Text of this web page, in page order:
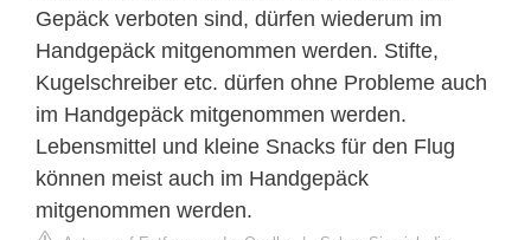
Gepäck verboten sind, dürfen wiederum im
Handgepäck mitgenommen werden. Stifte,
Kugelschreiber etc. dürfen ohne Probleme auch
im Handgepäck mitgenommen werden.
Lebensmittel und kleine Snacks für den Flug
können meist auch im Handgepäck
mitgenommen werden.